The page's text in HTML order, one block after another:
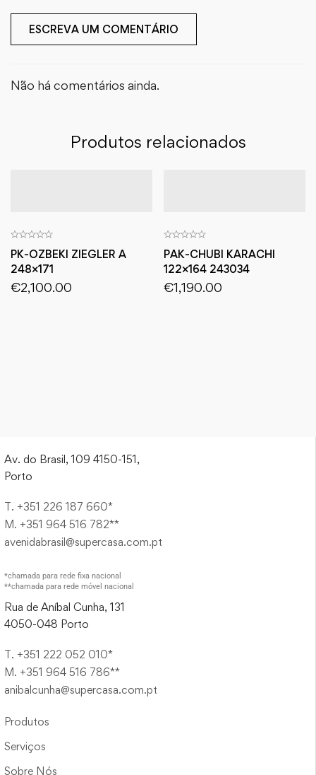
ESCREVA UM COMENTÁRIO
Não há comentários ainda.
Produtos relacionados
PK-OZBEKI ZIEGLER A
248×171
€2,100.00
PAK-CHUBI KARACHI
122×164 243034
€1,190.00
Av. do Brasil, 109 4150-151,
Porto
T. +351 226 187 660*
M. +351 964 516 782**
avenidabrasil@supercasa.com.pt
*chamada para rede fixa nacional
**chamada para rede móvel nacional
Rua de Aníbal Cunha, 131
4050-048 Porto
T. +351 222 052 010*
M. +351 964 516 786**
anibalcunha@supercasa.com.pt
Produtos
Serviços
Sobre Nós